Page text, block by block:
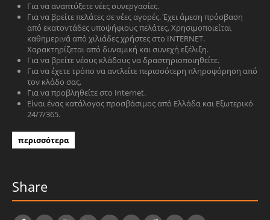
Για να αναπτύξετε νέες συνεργασίες.
Για να βρείτε πελάτες σε νέες αγορές. Έχει άμεση πρόσβαση
από εκατοντάδες υποψήφιους πελάτες. Χρησιμοποιείται
καθημερινά από χιλιάδες χρήστες στο INTERNET.
Χαρακτηρίζεται από δυναμική και συνεχή εξέλιξη.
Για να βρείτε νέους κλάδους να δραστηριοποιηθείτε.
Για να έχετε τρόπο να αντλείτε περισσότερη πληροφόρηση από
τον κλάδο σας.
Για να προβληθείτε στο Internet.
Είναι ένας κατάλογος προσβάσιμος από Ελλάδα και Εξωτερικό
24/7/365.
περισσότερα
Share